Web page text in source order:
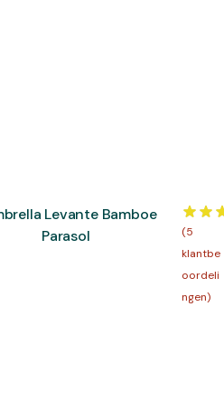
Levante Bamboe
Parasol
(5
klantbe
oordeli
ngen)